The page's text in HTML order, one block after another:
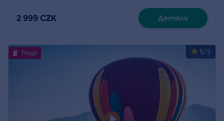
2 999 CZK Деталь
5/5
Події